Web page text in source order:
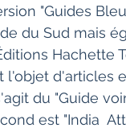
du Sud mais
l'objet d'articles
du "Guide
est "India